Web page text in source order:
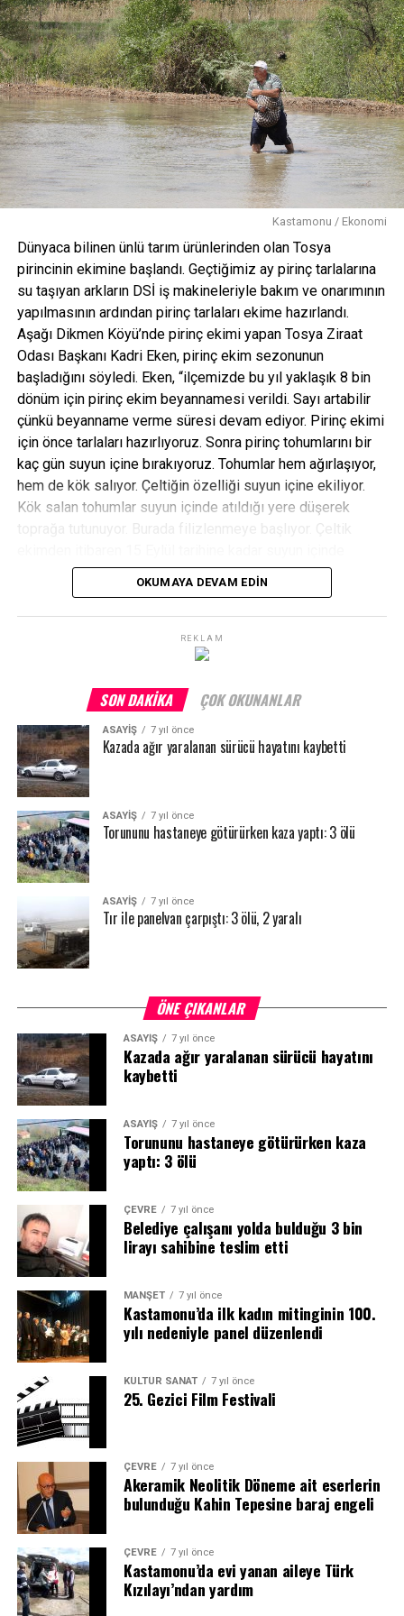
Kastamonu / Ekonomi
Dünyaca bilinen ünlü tarım ürünlerinden olan Tosya
pirincinin ekimine başlandı. Geçtiğimiz ay pirinç tarlalarına
su taşıyan arkların DSİ iş makineleriyle bakım ve onarımının
yapılmasının ardından pirinç tarlaları ekime hazırlandı.
Aşağı Dikmen Köyü’nde pirinç ekimi yapan Tosya Ziraat
Odası Başkanı Kadri Eken, pirinç ekim sezonunun
başladığını söyledi. Eken, “ilçemizde bu yıl yaklaşık 8 bin
dönüm için pirinç ekim beyannamesi verildi. Sayı artabilir
çünkü beyanname verme süresi devam ediyor. Pirinç ekimi
için önce tarlaları hazırlıyoruz. Sonra pirinç tohumlarını bir
kaç gün suyun içine bırakıyoruz. Tohumlar hem ağırlaşıyor,
hem de kök salıyor. Çeltiğin özelliği suyun içine ekiliyor.
Kök salan tohumlar suyun içinde atıldığı yere düşerek
kalıyor ve tarihte tarlanın suyu kesilerek suyun çekilmesi
bekleniyor. Su çekildiğinde de çeltiğin hasadı yapılıyor”
dedi.
Pirinç ekiminin hava şartlarına göre ilçenin tamamında 20
OKUMAYA DEVAM EDIN
REKLAM
SON DAKIKA ÇOK OKUNANLAR
ASAYİŞ 7 yıl önce
Kazada ağır yaralanan sürücü hayatını kaybetti
ASAYİŞ 7 yıl önce
Torununu hastaneye götürürken kaza yaptı: 3 ölü
ASAYİŞ 7 yıl önce
Tır ile panelvan çarpıştı: 3 ölü, 2 yaralı
ÖNE ÇIKANLAR
ASAYİŞ 7 yıl önce
Kazada ağır yaralanan sürücü hayatını
kaybetti
ASAYİŞ 7 yıl önce
Torununu hastaneye götürürken kaza
yaptı: 3 ölü
ÇEVRE 7 yıl önce
Belediye çalışanı yolda bulduğu 3 bin
lirayı sahibine teslim etti
MANŞET 7 yıl önce
Kastamonu’da ilk kadın mitinginin 100.
yılı nedeniyle panel düzenlendi
KÜLTÜR SANAT 7 yıl önce
25. Gezici Film Festivali
ÇEVRE 7 yıl önce
Akeramik Neolitik Döneme ait eserlerin
bulunduğu Kahin Tepesine baraj engeli
ÇEVRE 7 yıl önce
Kastamonu’da evi yanan aileye Türk
Kızılayı’ndan yardım